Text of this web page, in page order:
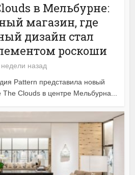
в Мельбурне:
магазин, где
дизайн стал
роскоши
назад
Pattern представила новый
Clouds в центре Мельбурна...